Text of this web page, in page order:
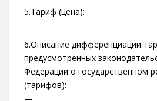
5.Тариф (цена):
—
6.Описание дифференциации
предусмотренных
Федерации о государственном
(тарифов):
—